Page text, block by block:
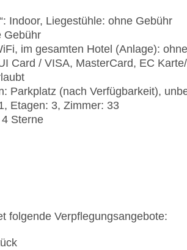
Indoor, Liegestühle: ohne Gebühr
Gebühr
im gesamten Hotel (Anlage):
Card / VISA, MasterCard, EC
Parkplatz (nach Verfügbarkeit),
Etagen: 3, Zimmer: 33
Sterne
folgende Verpflegungsangebote: